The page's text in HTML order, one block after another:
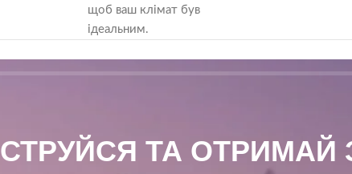
щоб ваш клімат був
ідеальним.
ТА ОТРИМАЙ